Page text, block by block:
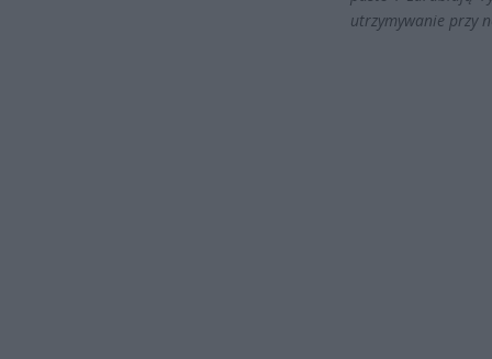
utrzymywanie przy